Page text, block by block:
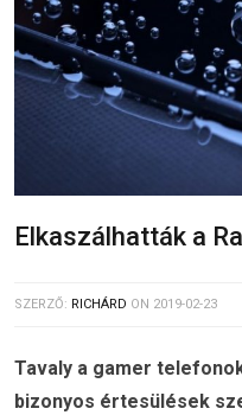
Elkaszálhatták a
SZERZŐ: RICHÁRD ON 2019-02-23
Tavaly a gamer
bizonyos értesülések